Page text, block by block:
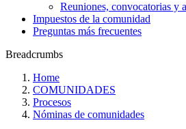
Reuniones, convocatorias y
Impuestos de la comunidad
Preguntas más frecuentes
Breadcrumbs
Home
COMUNIDADES
Procesos
Nóminas de comunidades